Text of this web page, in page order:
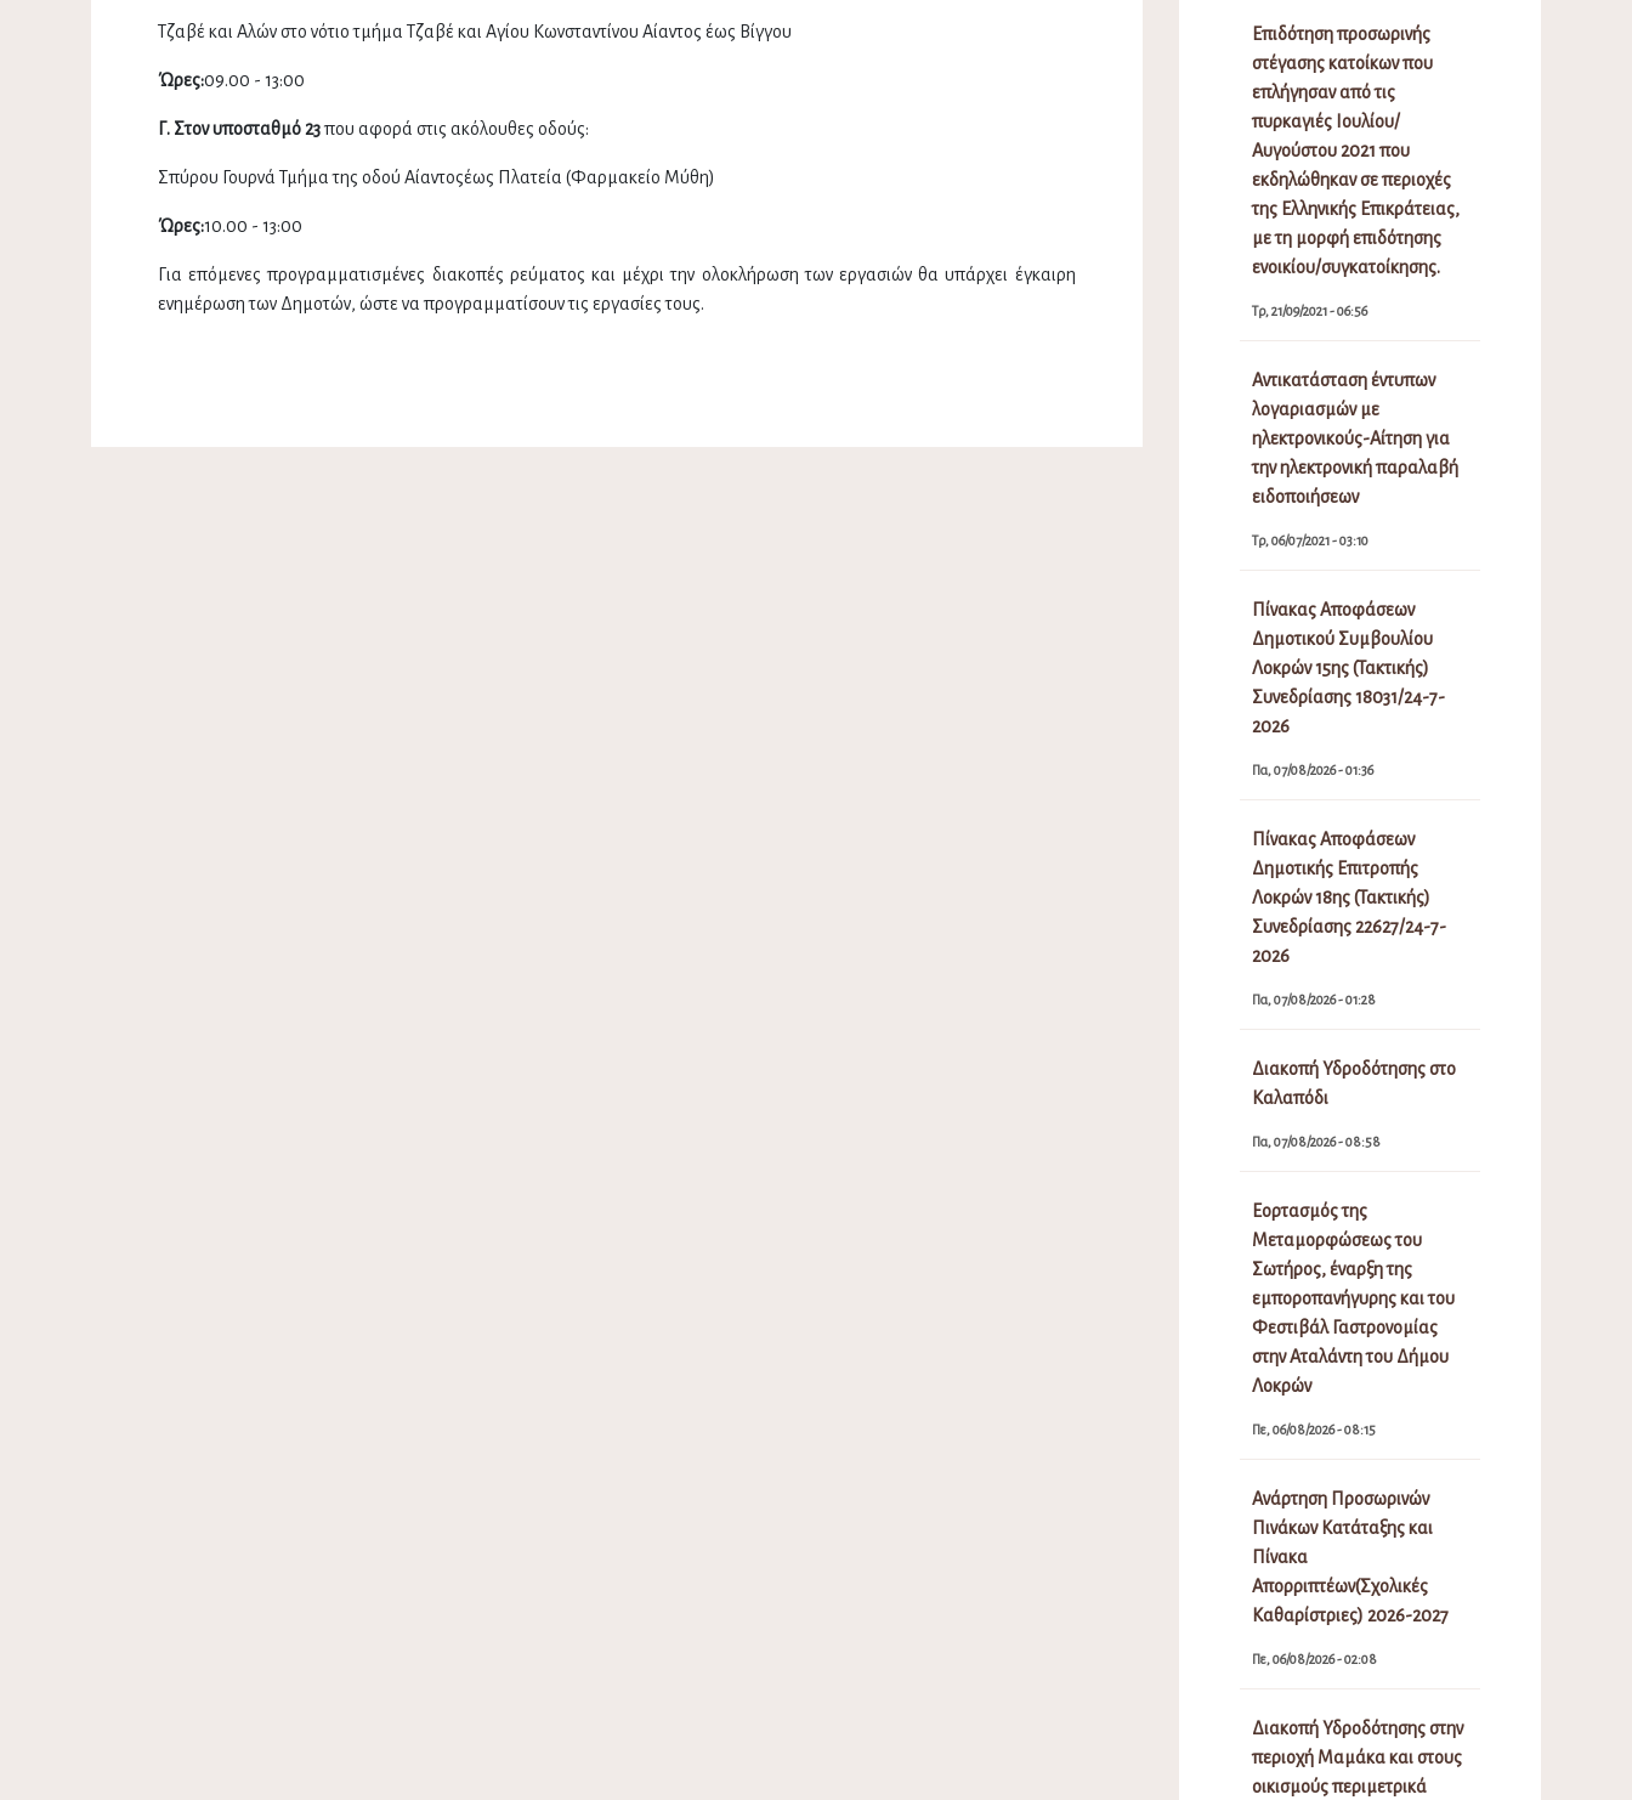
Τζαβέ και Αλών στο νότιο τμήμα Τζαβέ και Αγίου Κωνσταντίνου Αίαντος έως Βίγγου
Ώρες:09.00 - 13:00
Γ. Στον υποσταθμό 23που αφορά στις ακόλουθες οδούς:
Σπύρου Γουρνά Τμήμα της οδού Αίαντοςέως Πλατεία (Φαρμακείο Μύθη)
Ώρες:10.00 - 13:00
Για επόμενες προγραμματισμένες διακοπές ρεύματος και μέχρι την ολοκλήρωση των εργασιών θα υπάρχει έγκαιρη
ενημέρωση των Δημοτών, ώστε να προγραμματίσουν τις εργασίες τους.
Επιδότηση προσωρινής
στέγασης κατοίκων που
επλήγησαν από τις
πυρκαγιές Ιουλίου/
Αυγούστου 2021 που
εκδηλώθηκαν σε περιοχές
της Ελληνικής Επικράτειας,
με τη μορφή επιδότησης
ενοικίου/συγκατοίκησης.
Τρ, 21/09/2021 - 06:56
Αντικατάσταση έντυπων
λογαριασμών με
ηλεκτρονικούς-Αίτηση για
την ηλεκτρονική παραλαβή
ειδοποιήσεων
Τρ, 06/07/2021 - 03:10
Πίνακας Αποφάσεων
Δημοτικού Συμβουλίου
Λοκρών 15ης (Τακτικής)
Συνεδρίασης 18031/24-7-
2026
Πα, 07/08/2026 - 01:36
Πίνακας Αποφάσεων
Δημοτικής Επιτροπής
Λοκρών 18ης (Τακτικής)
Συνεδρίασης 22627/24-7-
2026
Πα, 07/08/2026 - 01:28
Διακοπή Υδροδότησης στο
Καλαπόδι
Πα, 07/08/2026 - 08:58
Εορτασμός της
Μεταμορφώσεως του
Σωτήρος, έναρξη της
εμποροπανήγυρης και του
Φεστιβάλ Γαστρονομίας
στην Αταλάντη του Δήμου
Λοκρών
Πε, 06/08/2026 - 08:15
Ανάρτηση Προσωρινών
Πινάκων Κατάταξης και
Πίνακα
Απορριπτέων(Σχολικές
Καθαρίστριες) 2026-2027
Πε, 06/08/2026 - 02:08
Διακοπή Υδροδότησης στην
περιοχή Μαμάκα και στους
οικισμούς περιμετρικά